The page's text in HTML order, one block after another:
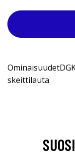
skeittilauta